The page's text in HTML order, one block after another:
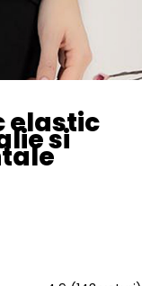
elastic
si